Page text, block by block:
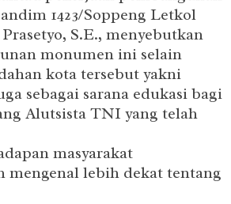
1423/Soppeng Letkol
S.E., menyebutkan
monumen ini selain
kota tersebut yakni
sebagai sarana edukasi bagi
Alutsista TNI yang telah
masyarakat
mengenal lebih dekat tentang